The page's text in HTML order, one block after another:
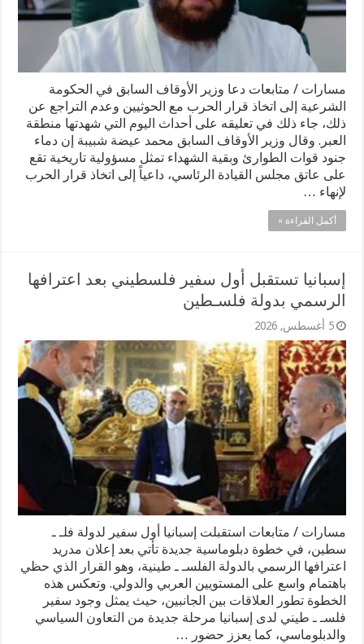
مسارات / متابعات دعا وزير الأوقاف السابق في الحكومة
الشرعية إلى اتخاذ قرار الحرب مع الحوثيين وعدم التراجع عن
ذلك، جاء ذلك في تعليقه على أحداث اليوم التي شهدتها منطقة
العبر. وقال وزير الأوقاف السابق محمد عيضة شبيبة إن دماء
جنود قوات الطوارئ وبقية الشهداء تمثل مسؤولية تاريخية تقع
على عاتق مجلس القيادة الرئاسي، داعياً إلى اتخاذ قرار الحرب
لإنهاء …
أكمل القراءة »
إسبانيا تستقبل أول سفير فلسطيني بعد اعترافها
الرسمي بدولة فلسـطين
5 أغسطس, 2026
مسارات / متابعات استقبلت إسبانيا أول سفير لدولة فلـ ـ
سطين، في خطوة دبلوماسية جديدة تأتي بعد إعلان مدريد
اعترافها الرسمي بالدولة الفلسـ ـ طينية، وهو القرار الذي حظي
باهتمام واسع على المستويين العربي والدولي. وتعكس هذه
الخطوة تطور العلاقات بين الجانبين، حيث يمثل وجود سفير
فلسـ ـ طيني لدى إسبانيا مرحلة جديدة من التعاون السياسي
والدبلوماسي، كما يعزز حضور …